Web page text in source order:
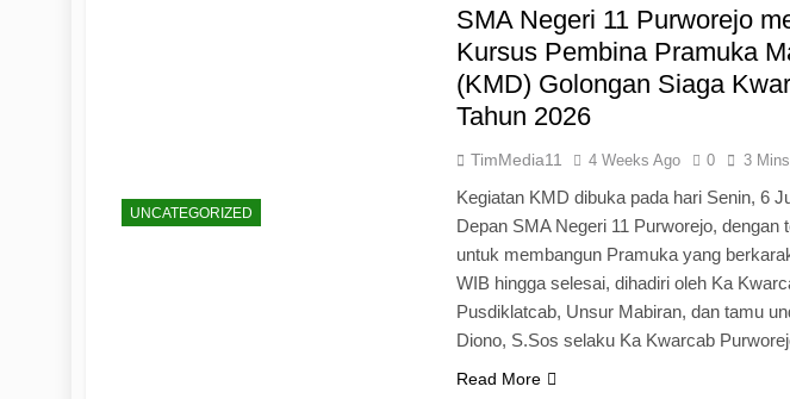
UNCATEGORIZED
SMA Negeri 11 Purworejo
Kursus Pembina Pramuka
(KMD) Golongan Siaga
Tahun 2026
TimMedia11 4 Weeks Ago 0 3 Mins
Kegiatan KMD dibuka pada hari Senin, 6
Depan SMA Negeri 11 Purworejo, dengan
untuk membangun Pramuka yang
WIB hingga selesai, dihadiri oleh Ka
Pusdiklatcab, Unsur Mabiran, dan tamu
Diono, S.Sos selaku Ka Kwarcab
Read More